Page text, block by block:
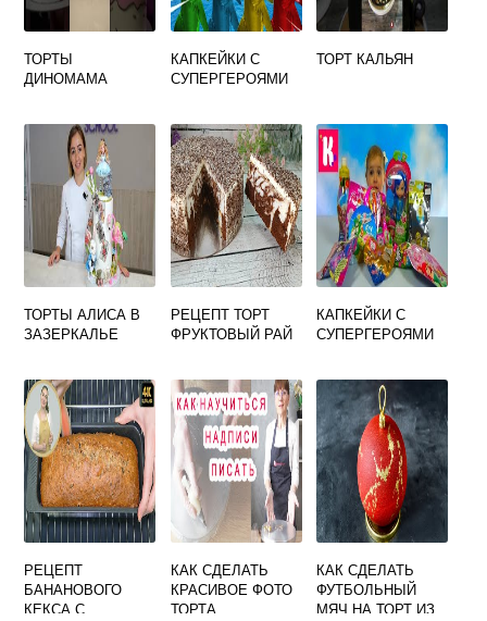
ТОРТЫ
ДИНОМАМА
КАПКЕЙКИ С
СУПЕРГЕРОЯМИ
ТОРТ КАЛЬЯН
ТОРТЫ АЛИСА В
ЗАЗЕРКАЛЬЕ
РЕЦЕПТ ТОРТ
ФРУКТОВЫЙ РАЙ
КАПКЕЙКИ С
СУПЕРГЕРОЯМИ
РЕЦЕПТ
БАНАНОВОГО
КЕКСА С
КАК СДЕЛАТЬ
КРАСИВОЕ ФОТО
ТОРТА
КАК СДЕЛАТЬ
ФУТБОЛЬНЫЙ
МЯЧ НА ТОРТ ИЗ